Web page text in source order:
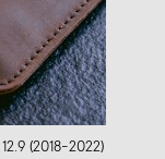
(2018-2022)